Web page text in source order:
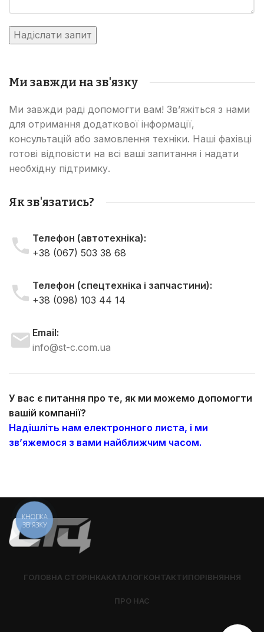
Ми завжди на зв'язку
Ми завжди раді допомогти вам! Зв’яжіться з нами
для отримання додаткової інформації,
консультацій або замовлення техніки. Наші фахівці
готові відповісти на всі ваші запитання і надати
необхідну підтримку.
Як зв'язатись?
Телефон (автотехніка):
+38 (067) 503 38 68
Телефон (спецтехніка і запчастини):
+38 (098) 103 44 14
Email:
info@st-c.com.ua
У вас є питання про те, як ми можемо допомогти
вашій компанії?
Надішліть нам електронного листа, і ми
зв’яжемося з вами найближчим часом.
ГОЛОВНА СТОРІНКАКАТАЛОГКОНТАКТИПОРІВНЯННЯ
ПРО НАС
КНОПКА
ЗВ'ЯЗКУ